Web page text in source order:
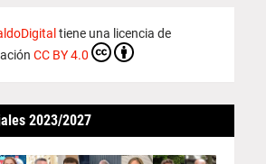
tiene una licencia de
CC BY 4.0
2023/2027